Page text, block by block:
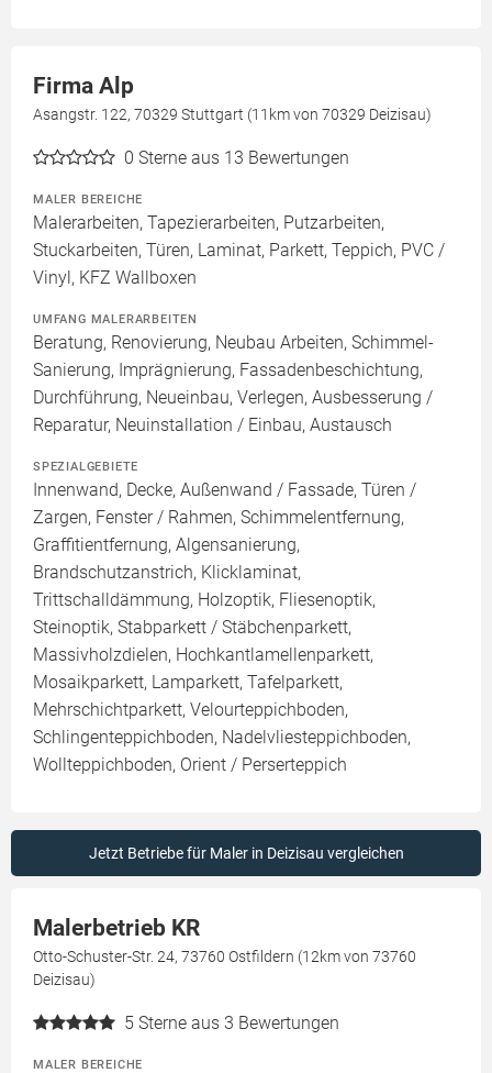
Firma Alp
Asangstr. 122, 70329 Stuttgart (11km von 70329 Deizisau)
0 Sterne aus 13 Bewertungen
MALER BEREICHE
Malerarbeiten, Tapezierarbeiten, Putzarbeiten,
Stuckarbeiten, Türen, Laminat, Parkett, Teppich, PVC /
Vinyl, KFZ Wallboxen
UMFANG MALERARBEITEN
Beratung, Renovierung, Neubau Arbeiten, Schimmel-
Sanierung, Imprägnierung, Fassadenbeschichtung,
Durchführung, Neueinbau, Verlegen, Ausbesserung /
Reparatur, Neuinstallation / Einbau, Austausch
SPEZIALGEBIETE
Innenwand, Decke, Außenwand / Fassade, Türen /
Zargen, Fenster / Rahmen, Schimmelentfernung,
Graffitientfernung, Algensanierung,
Brandschutzanstrich, Klicklaminat,
Trittschalldämmung, Holzoptik, Fliesenoptik,
Steinoptik, Stabparkett / Stäbchenparkett,
Massivholzdielen, Hochkantlamellenparkett,
Mosaikparkett, Lamparkett, Tafelparkett,
Mehrschichtparkett, Velourteppichboden,
Schlingenteppichboden, Nadelvliesteppichboden,
Wollteppichboden, Orient / Perserteppich
Jetzt Betriebe für Maler in Deizisau vergleichen
Malerbetrieb KR
Otto-Schuster-Str. 24, 73760 Ostfildern (12km von 73760
Deizisau)
5 Sterne aus 3 Bewertungen
MALER BEREICHE